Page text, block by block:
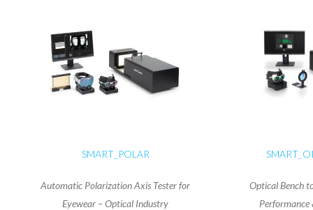
SMART_POLAR
Automatic Polarization Axis Tester for
Eyewear – Optical Industry
Optical Bench
Performance